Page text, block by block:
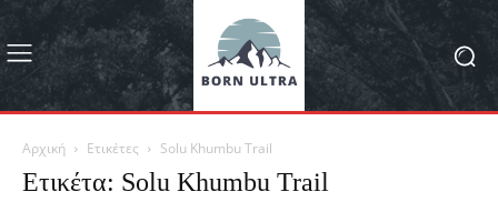
Αρχική Ετικέτες Solu Khumbu Trail
Ετικέτα: Solu Khumbu Trail